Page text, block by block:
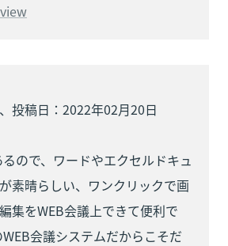
投稿日：2022年02月20日
ので、ワードやエクセルドキュ
素晴らしい、ワンクリックで画
集をWEB会議上できて便利で
会議システムだからこそだ